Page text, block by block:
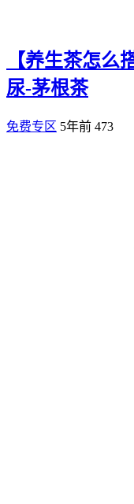
【养生茶怎么
尿-茅根茶
免费专区 5年前 473